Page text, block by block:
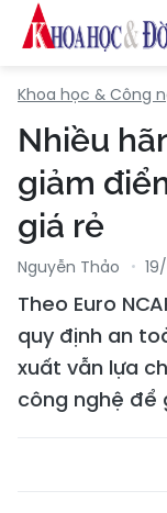
Khoa học & Công
Nhiều
giảm
giá rẻ
Nguyễn Thảo
Theo Euro
quy định an
xuất vẫn lựa
công nghệ để